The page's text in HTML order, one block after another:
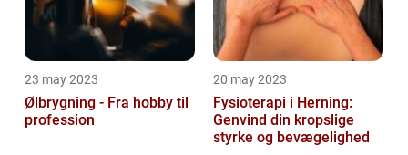
23 may 2023
Ølbrygning - Fra hobby til
profession
20 may 2023
Fysioterapi i Herning:
Genvind din kropslige
styrke og bevægelighed